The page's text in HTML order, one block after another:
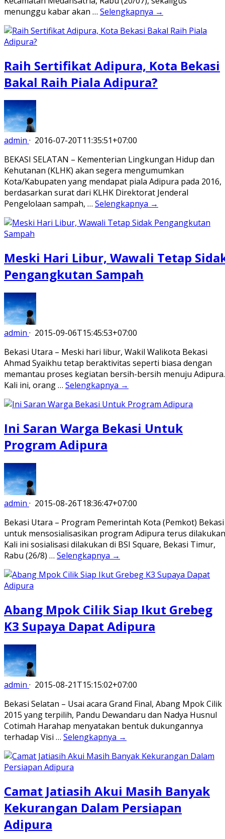
menunggu kabar akan … Selengkapnya →
Raih Sertifikat Adipura, Kota Bekasi
Bakal Raih Piala Adipura?
admin · 2016-07-20T11:35:51+07:00
BEKASI SELATAN – Kementerian Lingkungan Hidup dan
Kehutanan (KLHK) akan segera mengumumkan
Kota/Kabupaten yang mendapat piala Adipura pada 2016,
berdasarkan surat dari KLHK Direktorat Jenderal
Pengelolaan sampah, … Selengkapnya →
Meski Hari Libur, Wawali Tetap
Pengangkutan Sampah
admin · 2015-09-06T15:45:53+07:00
Bekasi Utara – Meski hari libur, Wakil Walikota Bekasi
Ahmad Syaikhu tetap beraktivitas seperti biasa dengan
memantau proses kegiatan bersih-bersih menuju Adipura.
Kali ini, orang … Selengkapnya →
Ini Saran Warga Bekasi Untuk
Program Adipura
admin · 2015-08-26T18:36:47+07:00
Bekasi Utara – Program Pemerintah Kota (Pemkot) Bekasi
untuk mensosialisasikan program Adipura terus
Kali ini sosialisasi dilakukan di BSI Square, Bekasi Timur,
Rabu (26/8) … Selengkapnya →
Abang Mpok Cilik Siap Ikut Grebeg
K3 Supaya Dapat Adipura
admin · 2015-08-21T15:15:02+07:00
Bekasi Selatan – Usai acara Grand Final, Abang Mpok Cilik
2015 yang terpilih, Pandu Dewandaru dan Nadya Husnul
Cotimah Harahap menyatakan bentuk dukungannya
terhadap Visi … Selengkapnya →
Camat Jatiasih Akui Masih Banyak
Kekurangan Dalam Persiapan
Adipura